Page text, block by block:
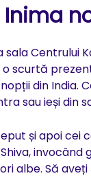
sala Centrului
o scurtă
din India.
sau ieși din
și apoi
albe. Să aveți